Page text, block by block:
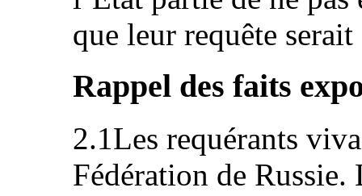
que leur requête serait
Rappel des faits
2.1Les requérants
Fédération de Russie.